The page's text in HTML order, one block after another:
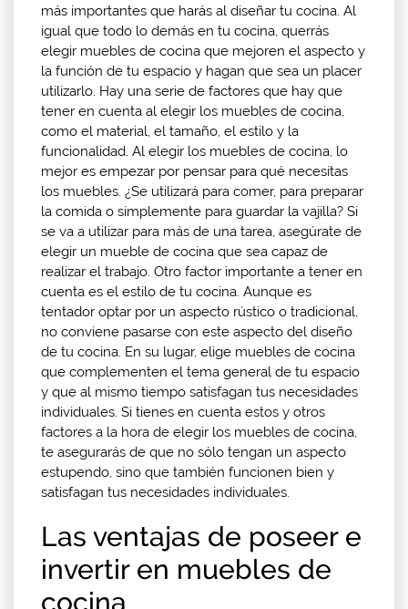
más importantes que harás al diseñar tu cocina. Al
igual que todo lo demás en tu cocina, querrás
elegir muebles de cocina que mejoren el aspecto y
la función de tu espacio y hagan que sea un placer
utilizarlo. Hay una serie de factores que hay que
tener en cuenta al elegir los muebles de cocina,
como el material, el tamaño, el estilo y la
funcionalidad. Al elegir los muebles de cocina, lo
mejor es empezar por pensar para qué necesitas
los muebles. ¿Se utilizará para comer, para preparar
la comida o simplemente para guardar la vajilla? Si
se va a utilizar para más de una tarea, asegúrate de
elegir un mueble de cocina que sea capaz de
realizar el trabajo. Otro factor importante a tener en
cuenta es el estilo de tu cocina. Aunque es
tentador optar por un aspecto rústico o tradicional,
no conviene pasarse con este aspecto del diseño
de tu cocina. En su lugar, elige muebles de cocina
que complementen el tema general de tu espacio
y que al mismo tiempo satisfagan tus necesidades
individuales. Si tienes en cuenta estos y otros
factores a la hora de elegir los muebles de cocina,
te asegurarás de que no sólo tengan un aspecto
estupendo, sino que también funcionen bien y
satisfagan tus necesidades individuales.
Las ventajas de poseer e
invertir en muebles de
cocina